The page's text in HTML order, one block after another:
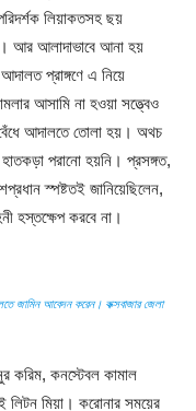
লিয়াকতসহ ছয়
আর আলাদাভাবে আনা হয়
প্রাঙ্গণে এ নিয়ে
আসামি না হওয়া সত্ত্বেও
আদালতে তোলা হয়। অথচ
পরানো হয়নি। প্রসঙ্গত,
স্পষ্টতই জানিয়েছিলেন,
হস্তক্ষেপ করবে না।
জামিন আবেদন করেন। কক্সবাজার জেলা
করিম, কনস্টেবল কামাল
মিয়া। করোনার সময়ের